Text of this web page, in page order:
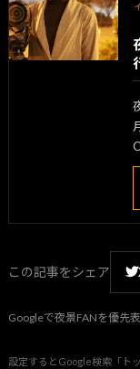
この記事をシェア
Googleで夜景FANを優先
設定するとGoogle検索「ト